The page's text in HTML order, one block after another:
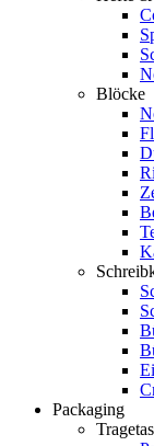
Blöcke
Packaging